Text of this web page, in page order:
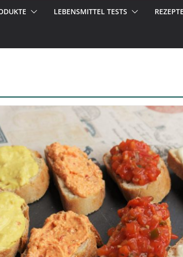
LEBENSMITTEL TESTS REZEPTE